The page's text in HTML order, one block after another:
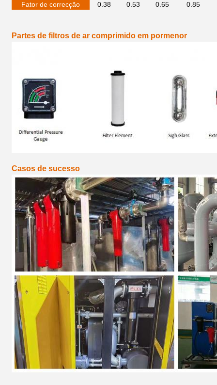
Fator de correcção
0.38 0.53 0.65 0.85
Partes de filtros de ar comprimido em pormenor
Casos de sucesso